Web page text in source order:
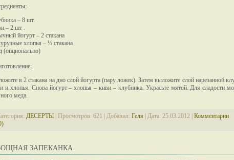
– 8 шт.
– 2 шт .
йогурт – 2 стакана
хлопья – ½ стакана
(опционально)
в 2 стакана на дно слой йогурта (пару ложек). Затем выложите слой нарезанной
и хлопья. Снова йогурт – хлопья – киви – клубника. Украсьте мятой. Для сладости
меда.
ДЕСЕРТЫ | Просмотров: 621 | Добавил: Геля | Дата: 25.03.2012 Комментарии
ЗАПЕКАНКА